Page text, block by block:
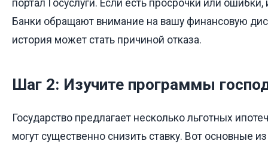
портал Госуслуги. Если есть просрочки или ошибки,
Банки обращают внимание на вашу финансовую
история может стать причиной отказа.
Шаг 2: Изучите программы
Государство предлагает несколько льготных
могут существенно снизить ставку. Вот основные